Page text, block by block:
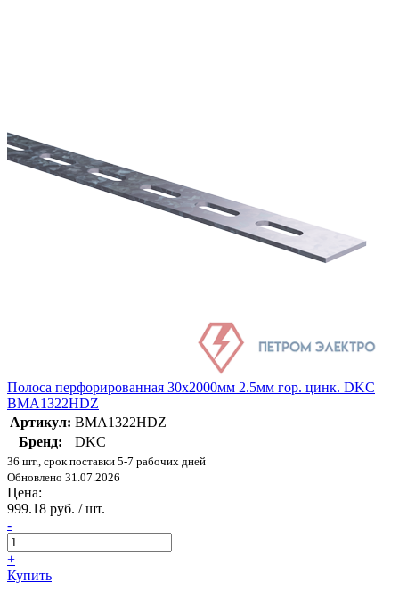
Полоса перфорированная 30х2000мм 2.5мм гор. цинк. DKC
BMA1322HDZ
Артикул: BMA1322HDZ
Бренд:
DKC
36 шт., срок поставки 5-7 рабочих дней
Обновлено 31.07.2026
Цена:
999.18 руб. / шт.
-
+
Купить